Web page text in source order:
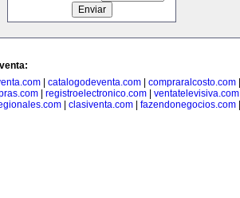
catalogodeventa.com compraralcosto.com
registroelectronico.com ventatelevisiva.com
| clasiventa.com| fazendonegocios.com|